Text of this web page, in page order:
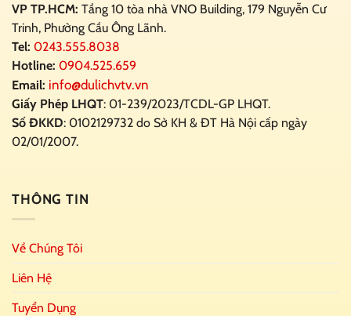
VP TP.HCM: Tầng 10 tòa nhà VNO Building, 179 Nguyễn Cư
Trinh, Phường Cầu Ông Lãnh.
Tel: 0243.555.8038
Hotline: 0904.525.659
Email: info@dulichvtv.vn
Giấy Phép LHQT: 01-239/2023/TCDL-GP LHQT.
Số ĐKKD: 0102129732 do Sở KH & ĐT Hà Nội cấp ngày
02/01/2007.
THÔNG TIN
Về Chúng Tôi
Liên Hệ
Tuyển Dụng